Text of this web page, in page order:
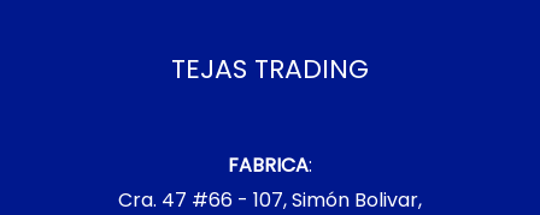
TEJAS TRADING
FABRICA:
Cra. 47 #66 - 107, Simón Bolivar,